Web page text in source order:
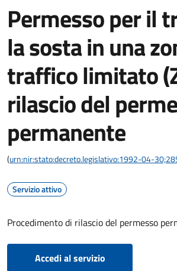
Permesso per il
la sosta in una
traffico limitato
rilascio del
permanente
(urn:nir:stato:decreto.legislativo:1992-04-
Servizio attivo
Procedimento di rilascio del permesso
Accedi al servizio